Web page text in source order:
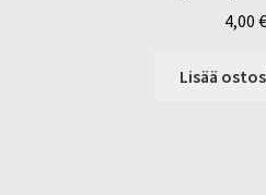
4,00 €
Lisää